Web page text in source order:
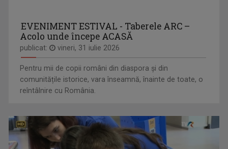
EVENIMENT ESTIVAL - Taberele ARC –
Acolo unde începe ACASĂ
publicat: vineri, 31 iulie 2026
Pentru mii de copii români din diaspora și din
comunitățile istorice, vara înseamnă, înainte de toate, o
reîntâlnire cu România.